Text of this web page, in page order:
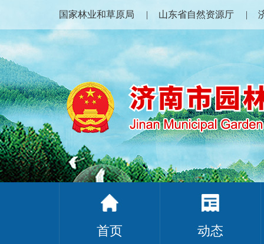
国家林业和草原局 山东省自然资源厅
首页 动态